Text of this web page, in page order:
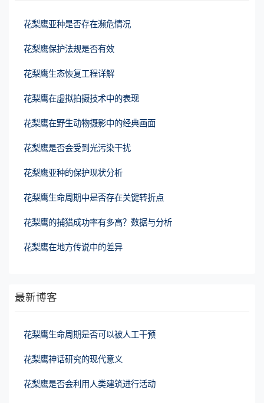
花梨鹰亚种是否存在濒危情况
花梨鹰保护法规是否有效
花梨鹰生态恢复工程详解
花梨鹰在虚拟拍摄技术中的表现
花梨鹰在野生动物摄影中的经典画面
花梨鹰是否会受到光污染干扰
花梨鹰亚种的保护现状分析
花梨鹰生命周期中是否存在关键转折点
花梨鹰的捕猎成功率有多高？数据与分析
花梨鹰在地方传说中的差异
最新博客
花梨鹰生命周期是否可以被人工干预
花梨鹰神话研究的现代意义
花梨鹰是否会利用人类建筑进行活动